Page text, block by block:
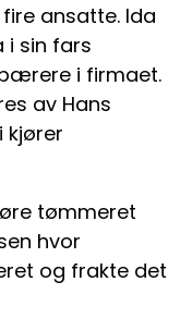
ansatte. Ida
i sin fars
i firmaet.
av Hans
kjører
tømmeret
hvor
og frakte det